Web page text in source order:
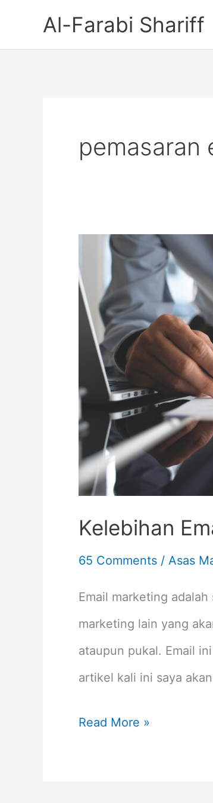
Al-Farabi Shariff
pemasaran
Kelebihan
65 Comments / Asas
Email marketing
marketing lain yang
ataupun pukal. Email
artikel kali ini saya
Kelebihan
Email
Marketing
Untuk
Bisnes
Anda
Read More »